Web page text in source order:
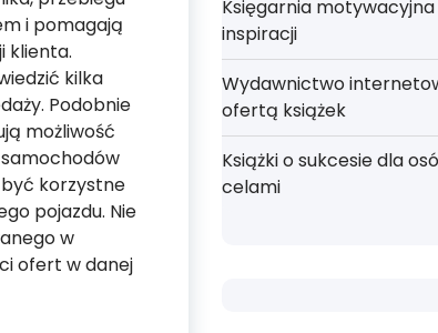
i pomagają
klienta.
kilka
Podobnie
możliwość
korzystne
pojazdu. Nie
w
ofert w danej
Księgarnia motywacyjna
inspiracji
Wydawnictwo
ofertą książek
Książki o sukcesie dla
celami